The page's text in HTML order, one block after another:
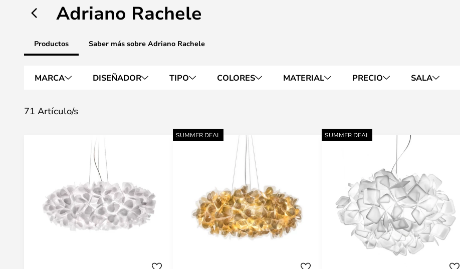
Adriano Rachele
Productos Saber más sobre Adriano Rachele
MARCA DISEÑADOR TIPO COLORES MATERIAL PRECIO SALA
71 Artículo/s
SUMMER DEAL SUMMER DEAL